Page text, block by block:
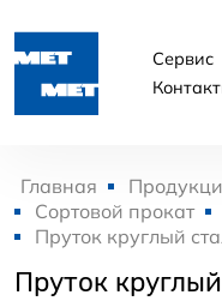
Сервис
Главная
Сортовой прокат
Пруток круглый
Пруток